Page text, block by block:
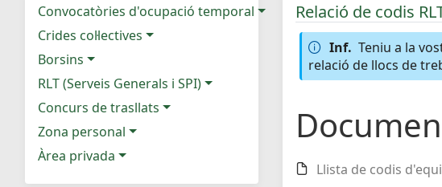
Convocatòries d'ocupació temporal
Crides col·lectives
Borsins
RLT (Serveis Generals i SPI)
Concurs de trasllats
Zona personal
Àrea privada
Relació de codis
Inf. Teniu a la
relació de llocs de
Llista de codis